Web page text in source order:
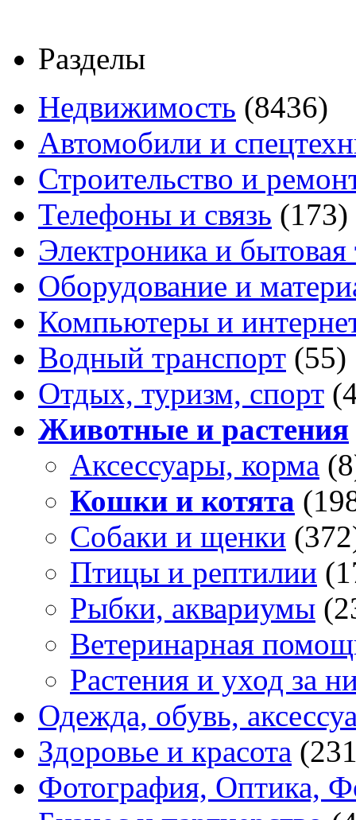
Разделы
Недвижимость (8436)
Автомобили и
Строительство и
Телефоны и связь (173)
Электроника и бытовая
Оборудование и
Компьютеры и
Водный транспорт (55)
Отдых, туризм, спорт
Животные и растения
Аксессуары, корма
Кошки и котята
Собаки и щенки
Птицы и рептилии
Рыбки, аквариумы
Ветеринарная
Растения и уход за
Одежда, обувь,
Здоровье и красота
Фотография, Оптика,